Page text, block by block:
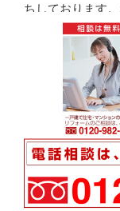
ちしております